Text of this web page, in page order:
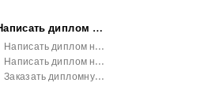
Написать диплом на заказ СибГУ им. М.Ф. Решетнева
Написать диплом на заказ РГУ им. А.Н. Косыгина
Написать диплом на заказ МГТУ ГА
Заказать дипломную работу НГУ